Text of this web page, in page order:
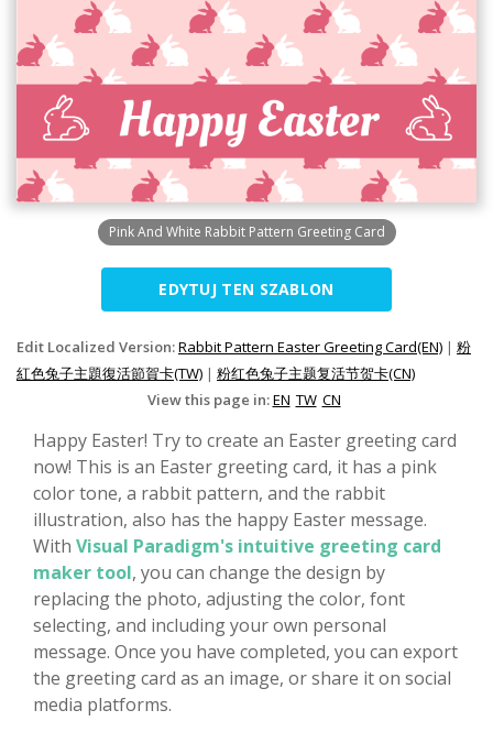
Pink And White Rabbit Pattern Greeting Card
EDYTUJ TEN SZABLON
Edit Localized Version:Rabbit Pattern Easter Greeting Card(EN) | 粉
紅色兔子主題復活節賀卡(TW) | 粉红色兔子主题复活节贺卡(CN)
View this page in:EN TW CN
Happy Easter! Try to create an Easter greeting card
now! This is an Easter greeting card, it has a pink
color tone, a rabbit pattern, and the rabbit
illustration, also has the happy Easter message.
With Visual Paradigm's intuitive greeting card
maker tool, you can change the design by
replacing the photo, adjusting the color, font
selecting, and including your own personal
message. Once you have completed, you can export
the greeting card as an image, or share it on social
media platforms.